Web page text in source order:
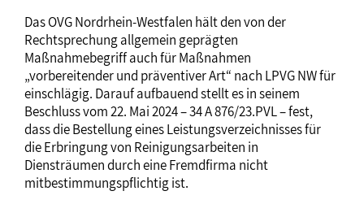
Das OVG Nordrhein-Westfalen hält den von der
Rechtsprechung allgemein geprägten
Maßnahmebegriff auch für Maßnahmen
„vorbereitender und präventiver Art“ nach LPVG NW für
einschlägig. Darauf aufbauend stellt es in seinem
Beschluss vom 22. Mai 2024 – 34 A 876/23.PVL – fest,
dass die Bestellung eines Leistungsverzeichnisses für
die Erbringung von Reinigungsarbeiten in
Diensträumen durch eine Fremdfirma nicht
mitbestimmungspflichtig ist.